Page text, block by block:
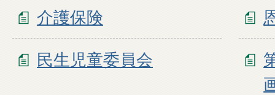
介護保険
民生児童委員会